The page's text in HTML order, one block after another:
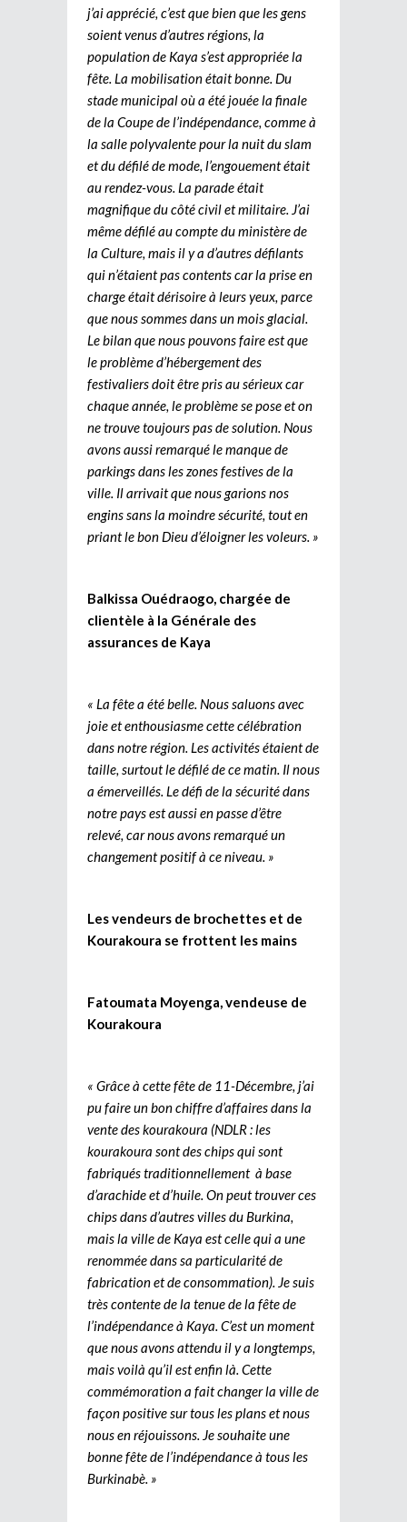
j’ai apprécié, c’est que bien que les gens
soient venus d’autres régions, la
population de Kaya s’est appropriée la
fête. La mobilisation était bonne. Du
stade municipal où a été jouée la finale
de la Coupe de l’indépendance, comme à
la salle polyvalente pour la nuit du slam
et du défilé de mode, l’engouement était
au rendez-vous. La parade était
magnifique du côté civil et militaire. J’ai
même défilé au compte du ministère de
la Culture, mais il y a d’autres défilants
qui n’étaient pas contents car la prise en
charge était dérisoire à leurs yeux, parce
que nous sommes dans un mois glacial.
Le bilan que nous pouvons faire est que
le problème d’hébergement des
festivaliers doit être pris au sérieux car
chaque année, le problème se pose et on
ne trouve toujours pas de solution. Nous
avons aussi remarqué le manque de
parkings dans les zones festives de la
ville. Il arrivait que nous garions nos
engins sans la moindre sécurité, tout en
priant le bon Dieu d’éloigner les voleurs. »
Balkissa Ouédraogo, chargée de
clientèle à la Générale des
assurances de Kaya
« La fête a été belle. Nous saluons avec
joie et enthousiasme cette célébration
dans notre région. Les activités étaient de
taille, surtout le défilé de ce matin. Il nous
a émerveillés. Le défi de la sécurité dans
notre pays est aussi en passe d’être
relevé, car nous avons remarqué un
changement positif à ce niveau. »
Les vendeurs de brochettes et de
Kourakoura se frottent les mains
Fatoumata Moyenga, vendeuse de
Kourakoura
« Grâce à cette fête de 11-Décembre, j’ai
pu faire un bon chiffre d’affaires dans la
vente des kourakoura (NDLR : les
kourakoura sont des chips qui sont
fabriqués traditionnellement à base
d’arachide et d’huile. On peut trouver ces
chips dans d’autres villes du Burkina,
mais la ville de Kaya est celle qui a une
renommée dans sa particularité de
fabrication et de consommation). Je suis
très contente de la tenue de la fête de
l’indépendance à Kaya. C’est un moment
que nous avons attendu il y a longtemps,
mais voilà qu’il est enfin là. Cette
commémoration a fait changer la ville de
façon positive sur tous les plans et nous
nous en réjouissons. Je souhaite une
bonne fête de l’indépendance à tous les
Burkinabè. »